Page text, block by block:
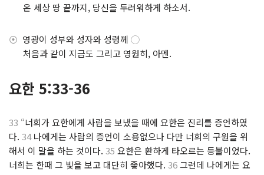
온 세상 땅 끝까지, 당신을 두려워하게 하소서.
⦿ 영광이 성부와 성자와 성령께 ◯
처음과 같이 지금도 그리고 영원히, 아멘.
요한 5:33-36
33 “너희가 요한에게 사람을 보냈을 때에 요한은 진리를 증언하였
다. 34나에게는 사람의 증언이 소용없으나 다만 너희의 구원을 위
해서 이 말을 하는 것이다. 35 요한은 환하게 타오르는 등불이었다.
너희는 한때 그 빛을 보고 대단히 좋아했다. 36그런데 나에게는 요